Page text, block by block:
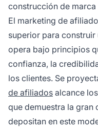
construcción de marca
El marketing de
superior para
opera bajo principios
confianza, la
los clientes. Se
de afiliados alcance
que demuestra la gran
depositan en este